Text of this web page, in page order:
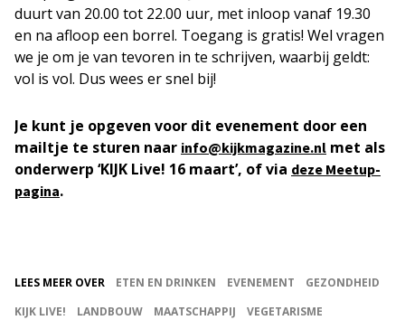
duurt van 20.00 tot 22.00 uur, met inloop vanaf 19.30
en na afloop een borrel. Toegang is gratis! Wel vragen
we je om je van tevoren in te schrijven, waarbij geldt:
vol is vol. Dus wees er snel bij!
Je kunt je opgeven voor dit evenement door een
mailtje te sturen naar info@kijkmagazine.nl met als
onderwerp ‘KIJK Live! 16 maart’, of via deze Meetup-
pagina.
LEES MEER OVER ETEN EN DRINKEN EVENEMENT
GEZONDHEID
KIJK LIVE!
LANDBOUW MAATSCHAPPIJ VEGETARISME